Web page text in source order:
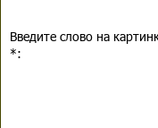
Введите слово на
*: